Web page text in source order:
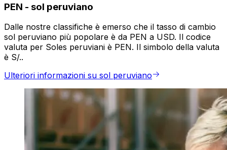
PEN - sol peruviano
Dalle nostre classifiche è emerso che il tasso di cambio
sol peruviano più popolare è da PEN a USD. Il codice
valuta per Soles peruviani è PEN. Il simbolo della valuta
è S/..
Ulteriori informazioni su sol peruviano